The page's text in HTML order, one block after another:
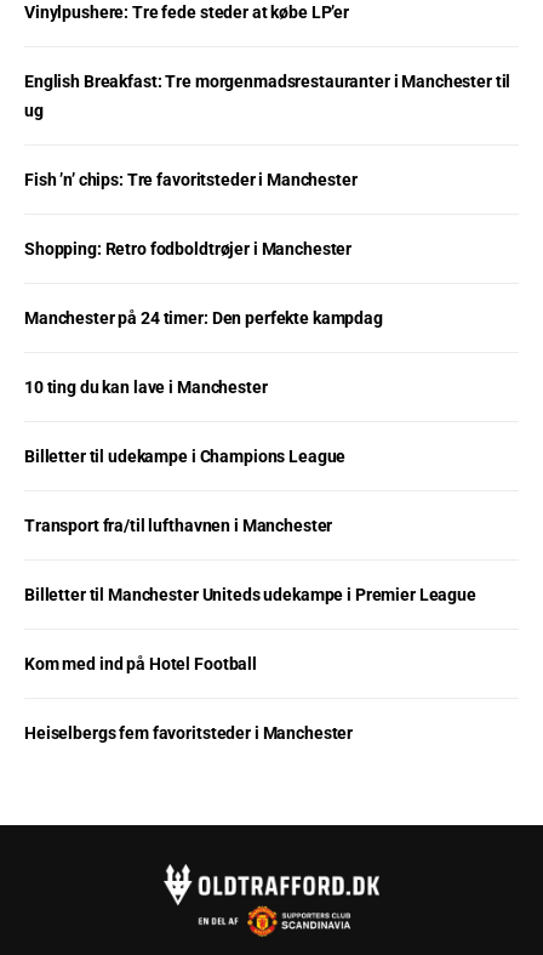
Vinylpushere: Tre fede steder at købe LP’er
English Breakfast: Tre morgenmadsrestauranter i Manchester til
ug
Fish ’n’ chips: Tre favoritsteder i Manchester
Shopping: Retro fodboldtrøjer i Manchester
Manchester på 24 timer: Den perfekte kampdag
10 ting du kan lave i Manchester
Billetter til udekampe i Champions League
Transport fra/til lufthavnen i Manchester
Billetter til Manchester Uniteds udekampe i Premier League
Kom med ind på Hotel Football
Heiselbergs fem favoritsteder i Manchester